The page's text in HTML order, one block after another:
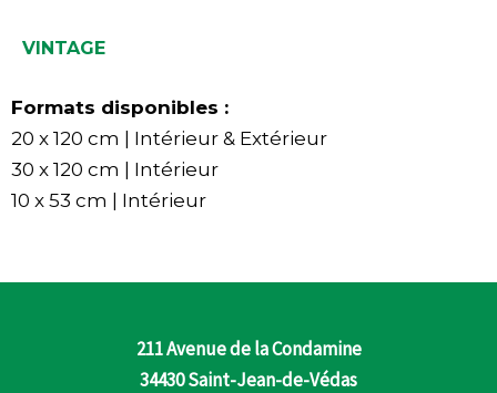
VINTAGE
Formats disponibles :
20 x 120 cm | Intérieur & Extérieur
30 x 120 cm | Intérieur
10 x 53 cm | Intérieur
211 Avenue de la Condamine
34430 Saint-Jean-de-Védas